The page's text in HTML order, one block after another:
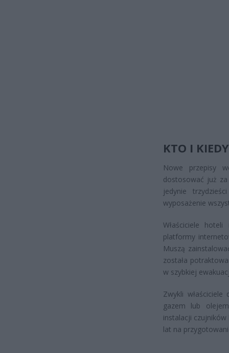
KTO I
Nowe przepisy
dostosować już
jedynie
wyposażenie
Właściciele
platformy
Muszą
została
w szybkiej
Zwykli
gazem lub
instalacji czujników
lat na